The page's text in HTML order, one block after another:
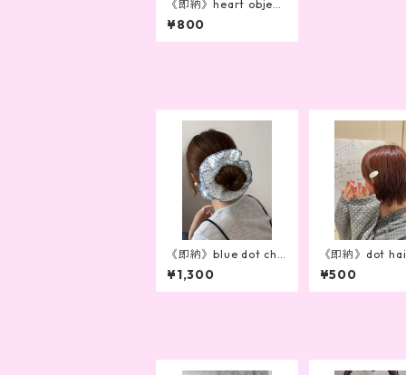
《即納》heart objet
hair pin(2color)
¥800
《即納》blue dot cho
uchou
¥1,300
《即納》dot
(2color)
¥500